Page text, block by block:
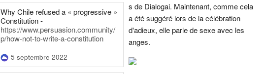
Why Chile refused a « progressive »
Constitution -
https://www.persuasion.community/
p/how-not-to-write-a-constitution
5 septembre 2022
s de Dialogai. Maintenant, comme cela
a été suggéré lors de la célébration
d'adieux, elle parle de sexe avec les
anges.